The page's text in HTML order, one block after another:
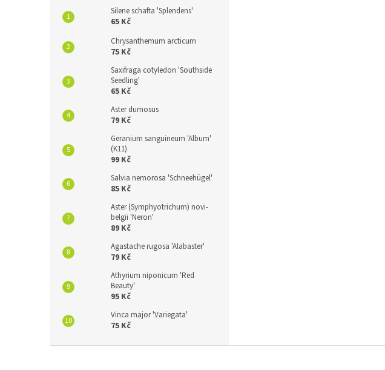
Silene schafta 'Splendens'
65 Kč
Chrysanthemum arcticum
75 Kč
Saxifraga cotyledon 'Southside
Seedling'
65 Kč
Aster dumosus
79 Kč
Geranium sanguineum 'Album'
(K11)
99 Kč
Salvia nemorosa 'Schneehügel'
85 Kč
Aster (Symphyotrichum) novi-
belgii 'Neron'
89 Kč
Agastache rugosa 'Alabaster'
79 Kč
Athyrium niponicum 'Red
Beauty'
95 Kč
Vinca major 'Variegata'
75 Kč